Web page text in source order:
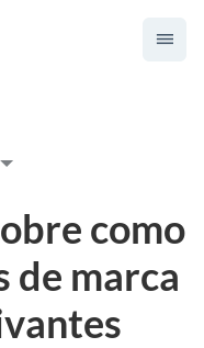
como
de marca